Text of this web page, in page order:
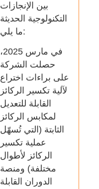
بين الإنجازات
التكنولوجية الحديثة
ما يلي:
في مارس 2025،
حصلت الشركة
على براءات اختراع
لآلية تكسير الركائز
القابلة للتعديل
لمكابس الركائز
الثابتة (التي تُسهّل
عملية تكسير
الركائز لأطوال
مختلفة) ومنصة
الدوران القابلة